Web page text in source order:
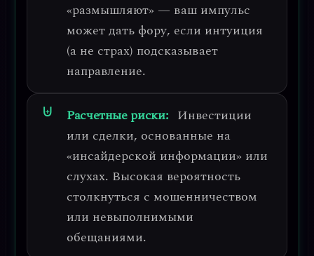
«размышляют» — ваш импульс
может дать фору, если интуиция
(а не страх) подсказывает
направление.
Расчетные риски: Инвестиции
или сделки, основанные на
«инсайдерской информации» или
слухах. Высокая вероятность
столкнуться с мошенничеством
или невыполнимыми
обещаниями.